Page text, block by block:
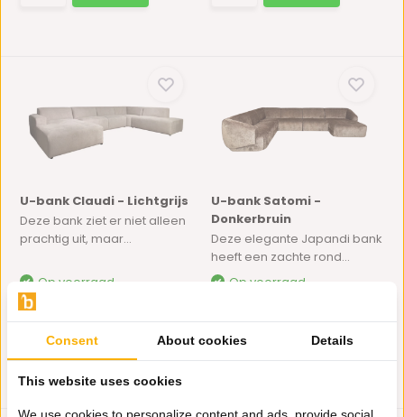
U-bank Claudi - Lichtgrijs
Deze bank ziet er niet alleen
prachtig uit, maar...
Op voorraad
2.895,-
U-bank Satomi -
Donkerbruin
Deze elegante Japandi bank
heeft een zachte rond...
Op voorraad
Consent About cookies Details
This website uses cookies
We use cookies to personalize content and ads, provide social